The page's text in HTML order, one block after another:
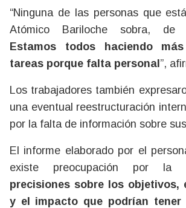
“Ninguna de las personas que
Atómico Bariloche sobra, de
Estamos todos haciendo
tareas porque falta personal”,
Los trabajadores también
una eventual reestructuración
por la falta de información sobre
El informe elaborado por el
existe preocupación por la
precisiones sobre los objetivos,
y el impacto que podrían tener